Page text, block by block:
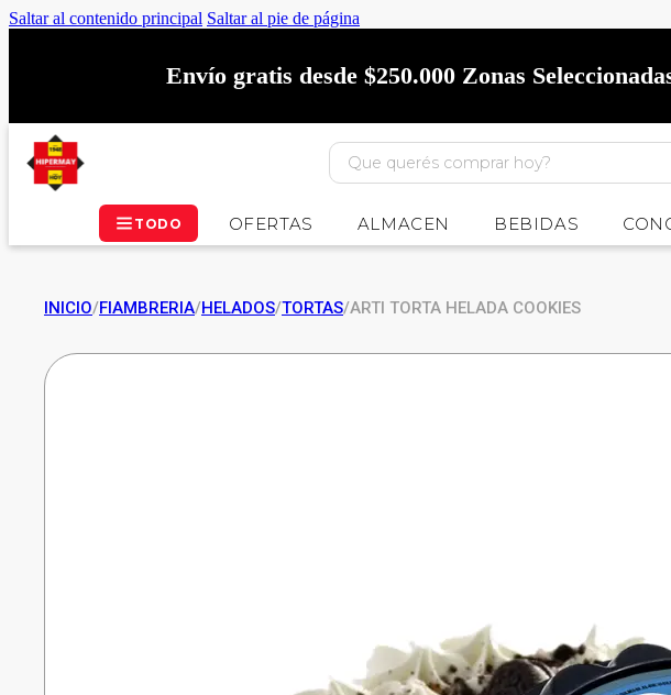
Saltar al contenido principal Saltar al pie de página
Envío gratis desde $250.000 Zonas
TODO OFERTAS ALMACEN BEBIDAS
INICIO/FIAMBRERIA/HELADOS/TORTAS/ARTI TORTA HELADA COOKIES